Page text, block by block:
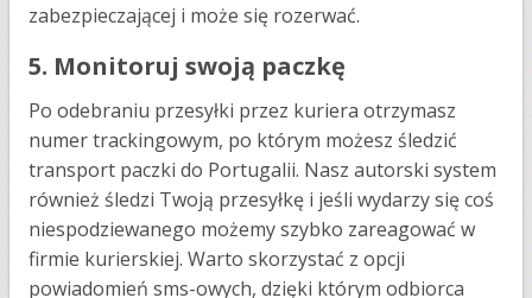
zabezpieczającej i może się rozerwać.
5. Monitoruj swoją paczkę
Po odebraniu przesyłki przez kuriera otrzymasz
numer trackingowym, po którym możesz śledzić
transport paczki do Portugalii. Nasz autorski system
również śledzi Twoją przesyłkę i jeśli wydarzy się coś
niespodziewanego możemy szybko zareagować w
firmie kurierskiej. Warto skorzystać z opcji
powiadomień sms-owych, dzięki którym odbiorca